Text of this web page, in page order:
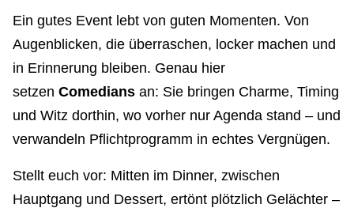
Ein gutes Event lebt von guten Momenten. Von
Augenblicken, die überraschen, locker machen und
in Erinnerung bleiben. Genau hier
setzen Comedians an: Sie bringen Charme, Timing
und Witz dorthin, wo vorher nur Agenda stand – und
verwandeln Pflichtprogramm in echtes Vergnügen.
Stellt euch vor: Mitten im Dinner, zwischen
Hauptgang und Dessert, ertönt plötzlich Gelächter –